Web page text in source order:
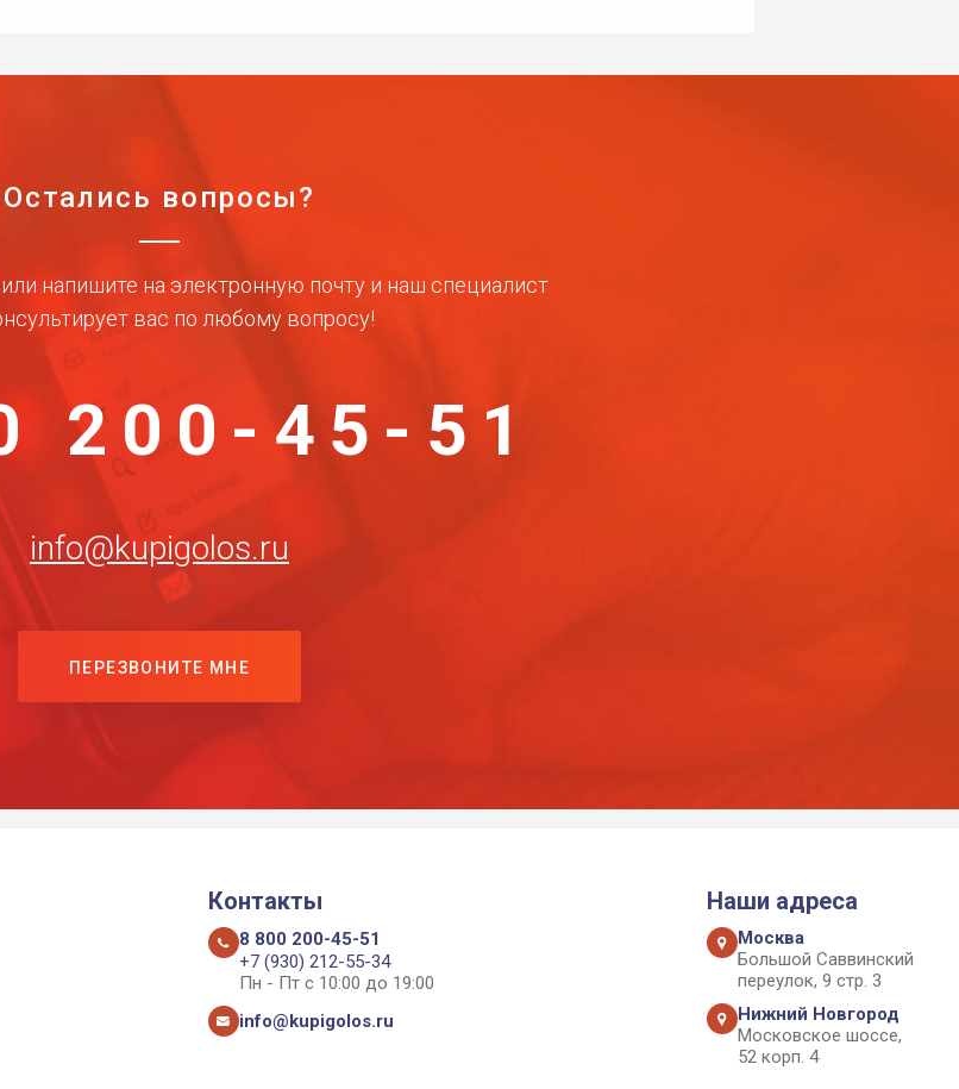
Остались вопросы?
напишите на электронную почту и наш специалист
вас по любому вопросу!
200-45-51
info@kupigolos.ru
ПЕРЕЗВОНИТЕ МНЕ
Контакты
8 800 200-45-51
+7 (930) 212-55-34
Пн - Пт с 10:00 до 19:00
info@kupigolos.ru
Наши адреса
Москва
Большой Саввинский
переулок, 9 стр. 3
Нижний Новгород
Московское шоссе,
52 корп. 4